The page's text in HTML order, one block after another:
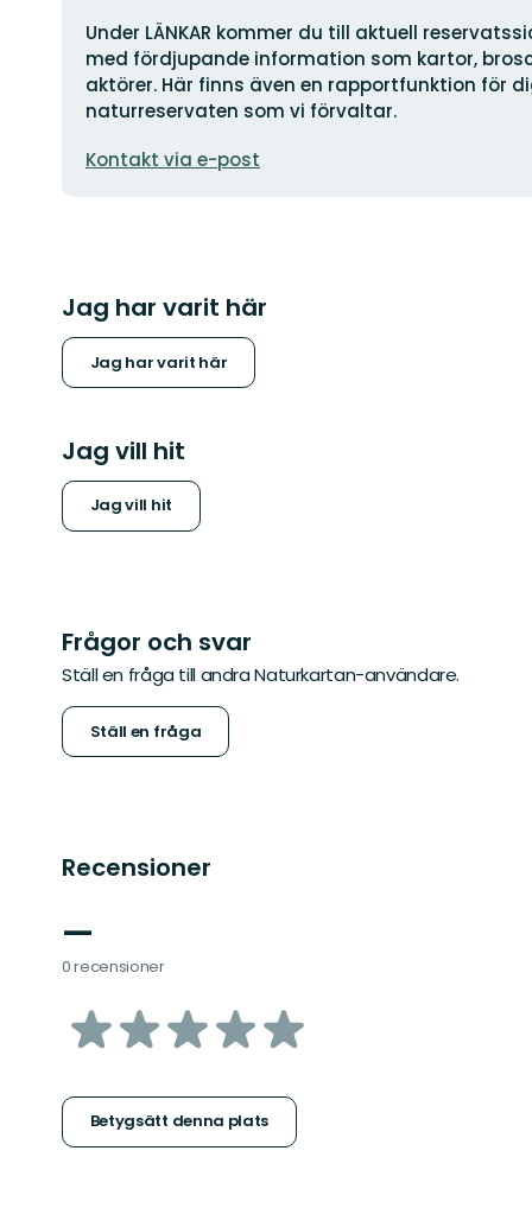
Adress
Under LÄNKAR kommer du till aktuell
med fördjupande information som kartor,
aktörer. Här finns även en rapportfunktion för
naturreservaten som vi förvaltar.
postadress
Kontakt via e-post
Jag har varit här
Jag har varit här
Jag vill hit
Jag vill hit
Frågor och svar
Ställ en fråga till andra Naturkartan-användare.
Ställ en fråga
Recensioner
—
0 recensioner
av
stjärnor
Betygsätt denna plats